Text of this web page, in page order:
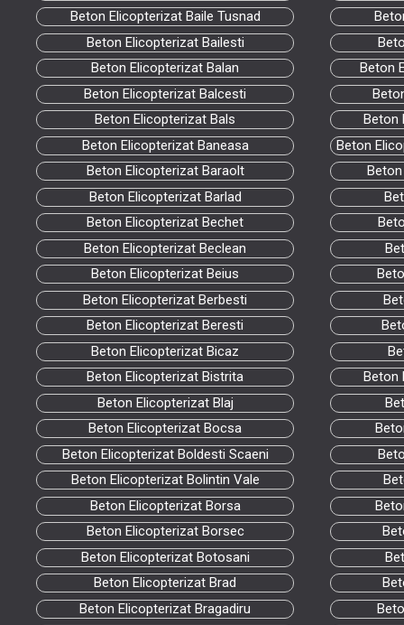
Beton Elicopterizat Baile Tusnad
Beton Elicopterizat Bailesti
Beton Elicopterizat Balan
Beton Elicopterizat Balcesti
Beton Elicopterizat Bals
Beton Elicopterizat Baneasa
Beton Elicopterizat Baraolt
Beton Elicopterizat Barlad
Beton Elicopterizat Bechet
Beton Elicopterizat Beclean
Beton Elicopterizat Beius
Beton Elicopterizat Berbesti
Beton Elicopterizat Beresti
Beton Elicopterizat Bicaz
Beton Elicopterizat Bistrita
Beton Elicopterizat Blaj
Beton Elicopterizat Bocsa
Beton Elicopterizat Boldesti Scaeni
Beton Elicopterizat Bolintin Vale
Beton Elicopterizat Borsa
Beton Elicopterizat Borsec
Beton Elicopterizat Botosani
Beton Elicopterizat Brad
Beton Elicopterizat Bragadiru
Beton
Beton
Beton
Beton